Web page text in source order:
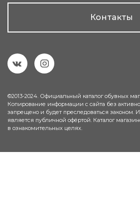
Контакты
©2013-2024. Официальный каталог обувных
Копирование информации с сайта без
запрещено и будет преследоваться законом.
является публичной офёртой. Каталог
в ознакомительных целях.